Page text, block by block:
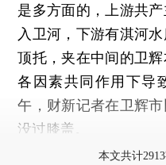
是多方面的，上游共
入卫河，下游有淇河
顶托，夹在中间的卫
各因素共同作用下导
午，财新记者在卫辉
没过膝盖。
本文共计